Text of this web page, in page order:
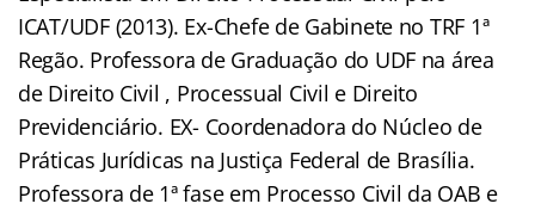
ICAT/UDF (2013). Ex-Chefe de Gabinete no TRF 1ª
Regão. Professora de Graduação do UDF na área
de Direito Civil , Processual Civil e Direito
Previdenciário. EX- Coordenadora do Núcleo de
Práticas Jurídicas na Justiça Federal de Brasília.
Professora de 1ª fase em Processo Civil da OAB e